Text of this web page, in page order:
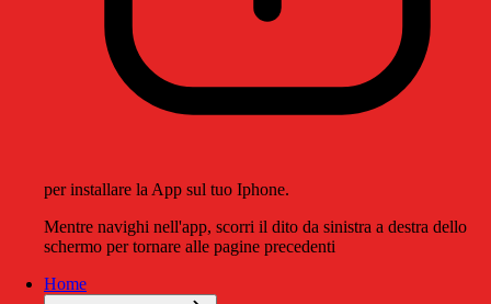
per installare la App sul tuo Iphone.
Mentre navighi nell'app, scorri il dito da sinistra a destra dello
schermo per tornare alle pagine precedenti
Home